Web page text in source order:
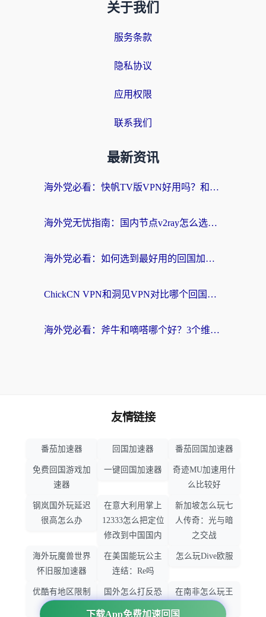
关于我们
服务条款
隐私协议
应用权限
联系我们
最新资讯
海外党必看：快帆TV版VPN好用吗？和快游VPN对比哪个回国效果更好？附实用避坑指南
海外党无忧指南：国内节点v2ray怎么选？一键回国VPN+多场景实测帮你避坑
海外党必看：如何选到最好用的回国加速器？从节点到售后的全维度指南
ChickCN VPN和洞见VPN对比哪个回国效果更好？海外党亲测3款加速器+避坑指南
海外党必看：斧牛和嘀嗒哪个好？3个维度教你选对回国加速器
下载App免费加速回国
友情链接
番茄加速器 回国加速器 番茄回国加速器
免费回国游戏加
速器
一键回国加速器
奇迹MU加速用什
么比较好
钢岚国外玩延迟
很高怎么办
在意大利用掌上
12333怎么把定位
修改到中国国内
新加坡怎么玩七
人传奇：光与暗
之交战
海外玩魔兽世界
怀旧服加速器
在美国能玩公主
连结：Re吗
怎么玩Dive欧服
优酷有地区限制
国外怎么打反恐
精英：全球攻势
在南非怎么玩王